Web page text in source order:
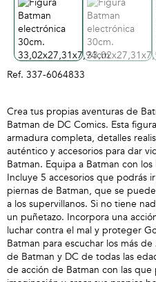
Ref. 337-6064833
Crea tus propias aventuras de
Batman de DC Comics. Esta
armadura completa, detalles
auténtico y accesorios para dar
Batman. Equipa a Batman con
Incluye 5 accesorios que podrás
piernas de Batman, que se
a los supervillanos. Si no tiene
un puñetazo. Incorpora una
luchar contra el mal y proteger
Batman para escuchar los más
de Batman y DC de todas las
de acción de Batman con las